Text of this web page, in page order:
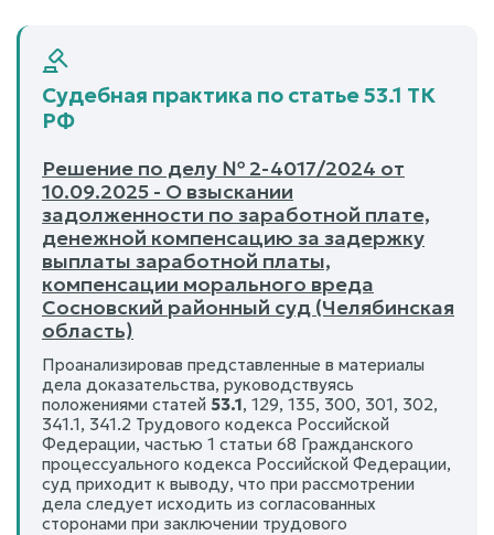
Судебная практика по статье 53.1 ТК
РФ
Решение по делу № 2-4017/2024 от
10.09.2025 - О взыскании
задолженности по заработной плате,
денежной компенсацию за задержку
выплаты заработной платы,
компенсации морального вреда
Сосновский районный суд (Челябинская
область)
Проанализировав представленные в материалы
дела доказательства, руководствуясь
положениями статей 53.1, 129, 135, 300, 301, 302,
341.1, 341.2 Трудового кодекса Российской
Федерации, частью 1 статьи 68 Гражданского
процессуального кодекса Российской Федерации,
суд приходит к выводу, что при рассмотрении
дела следует исходить из согласованных
сторонами при заключении трудового